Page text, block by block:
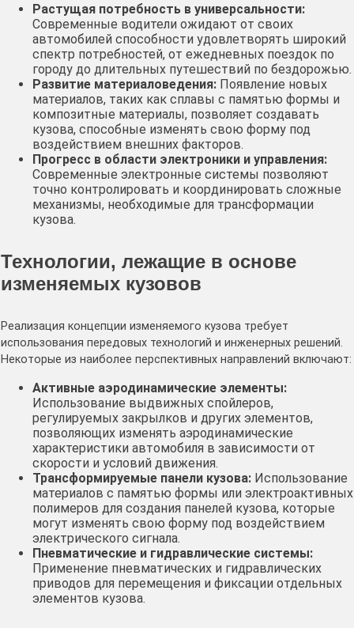
Растущая потребность в универсальности:
Современные водители ожидают от своих
автомобилей способности удовлетворять широкий
спектр потребностей, от ежедневных поездок по
городу до длительных путешествий по бездорожью.
Развитие материаловедения: Появление новых
материалов, таких как сплавы с памятью формы и
композитные материалы, позволяет создавать
кузова, способные изменять свою форму под
воздействием внешних факторов.
Прогресс в области электроники и управления:
Современные электронные системы позволяют
точно контролировать и координировать сложные
механизмы, необходимые для трансформации
кузова.
Технологии, лежащие в основе
изменяемых кузовов
Реализация концепции изменяемого кузова требует
использования передовых технологий и инженерных решений.
Некоторые из наиболее перспективных направлений включают:
Активные аэродинамические элементы:
Использование выдвижных спойлеров,
регулируемых закрылков и других элементов,
позволяющих изменять аэродинамические
характеристики автомобиля в зависимости от
скорости и условий движения.
Трансформируемые панели кузова: Использование
материалов с памятью формы или электроактивных
полимеров для создания панелей кузова, которые
могут изменять свою форму под воздействием
электрического сигнала.
Пневматические и гидравлические системы:
Применение пневматических и гидравлических
приводов для перемещения и фиксации отдельных
элементов кузова.